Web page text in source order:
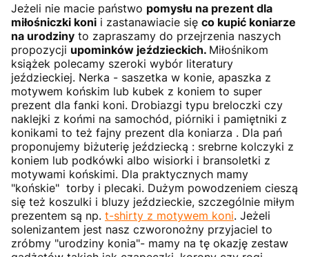
Jeżeli nie macie państwo pomysłu na prezent dla
miłośniczki koni i zastanawiacie się co kupić koniarze
na urodziny to zapraszamy do przejrzenia naszych
propozycji upominków jeździeckich. Miłośnikom
książek polecamy szeroki wybór literatury
jeździeckiej. Nerka - saszetka w konie, apaszka z
motywem końskim lub kubek z koniem to super
prezent dla fanki koni. Drobiazgi typu breloczki czy
naklejki z końmi na samochód, piórniki i pamiętniki z
konikami to też fajny prezent dla koniarza . Dla pań
proponujemy biżuterię jeździecką : srebrne kolczyki z
koniem lub podkówki albo wisiorki i bransoletki z
motywami końskimi. Dla praktycznych mamy
"końskie" torby i plecaki. Dużym powodzeniem cieszą
się też koszulki i bluzy jeździeckie, szczególnie miłym
prezentem są np. t-shirty z motywem koni. Jeżeli
solenizantem jest nasz czworonożny przyjaciel to
zróbmy "urodziny konia"- mamy na tę okazję zestaw